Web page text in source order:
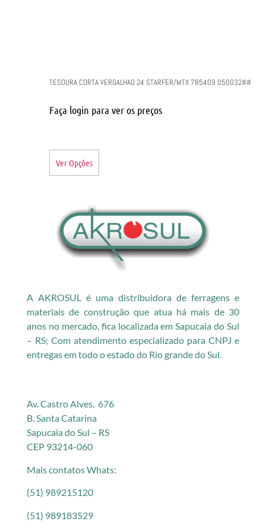
TESOURA CORTA VERGALHAO 24 STARFER/MTX 785409 050032##
Faça login para ver os preços
Ver Opções
A AKROSUL é uma distribuidora de ferragens e
materiais de construção que atua há mais de 30
anos no mercado, fica localizada em Sapucaia do Sul
– RS; Com atendimento especializado para CNPJ e
entregas em todo o estado do Rio grande do Sul.
Av. Castro Alves, 676
B. Santa Catarina
Sapucaia do Sul – RS
CEP 93214-060
Mais contatos Whats:
(51) 989215120
(51) 989183529